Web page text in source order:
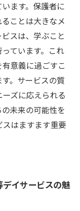
ます。保護者に
ことは大きなメ
スは、学ぶこと
ています。これ
意義に過ごすこ
。サービスの質
ズに応えられる
未来の可能性を
はますます重要
イサービスの魅